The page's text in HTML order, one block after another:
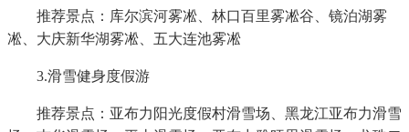
推荐景点：库尔滨河雾凇、林口百里雾凇谷、镜泊湖雾
凇、大庆新华湖雾凇、五大连池雾凇
3.滑雪健身度假游
推荐景点：亚布力阳光度假村滑雪场、黑龙江亚布力滑雪